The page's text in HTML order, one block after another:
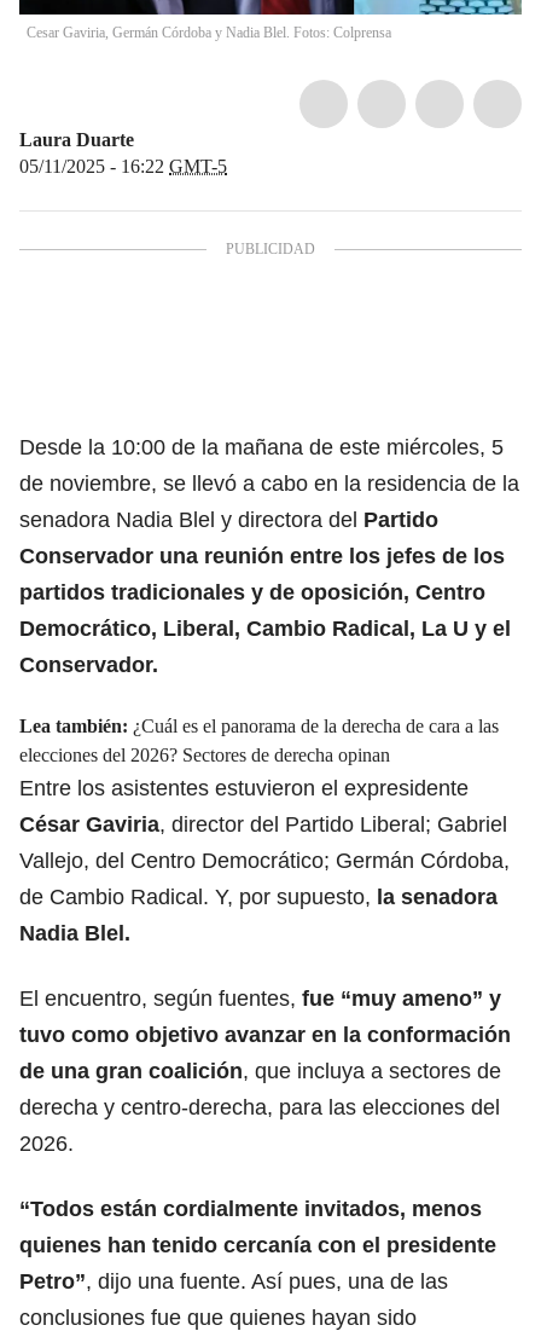
Cesar Gaviria, Germán Córdoba y Nadia Blel. Fotos: Colprensa
Laura Duarte
05/11/2025 - 16:22 GMT-5
Desde la 10:00 de la mañana de este miércoles, 5
de noviembre, se llevó a cabo en la residencia de la
senadora Nadia Blel y directora del Partido
Conservador una reunión entre los jefes de los
partidos tradicionales y de oposición, Centro
Democrático, Liberal, Cambio Radical, La U y el
Conservador.
Lea también: ¿Cuál es el panorama de la derecha de cara a las
elecciones del 2026? Sectores de derecha opinan
Entre los asistentes estuvieron el expresidente
César Gaviria, director del Partido Liberal; Gabriel
Vallejo, del Centro Democrático; Germán Córdoba,
de Cambio Radical. Y, por supuesto, la senadora
Nadia Blel.
El encuentro, según fuentes, fue “muy ameno” y
tuvo como objetivo avanzar en la conformación
de una gran coalición, que incluya a sectores de
derecha y centro-derecha, para las elecciones del
2026.
“Todos están cordialmente invitados, menos
quienes han tenido cercanía con el presidente
Petro”, dijo una fuente. Así pues, una de las
conclusiones fue que quienes hayan sido